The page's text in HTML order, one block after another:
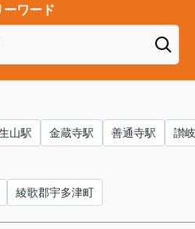
ーワード
山駅 金蔵寺駅 善通寺駅 讃
綾歌郡宇多津町